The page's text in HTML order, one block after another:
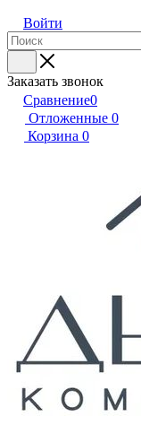
Войти
Заказать звонок
Сравнение0
Отложенные 0
Корзина 0